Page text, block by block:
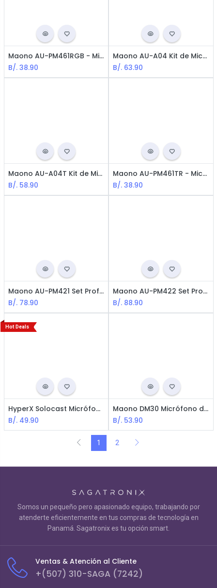
Maono AU-PM461RGB - Micrófono USB para juegos / 1x Trípode / 1x espuma / Negro
B/. 38.90
Maono AU-A04 Kit de Micrófono y Podcasting Profesional / USB / Negro
B/. 63.90
Maono AU-A04T Kit de Micrófono / USB / Negro
B/. 58.90
Maono AU-PM461TR - Micrófono USB para juegos / 1x Trípode / 1x espuma / Negro
B/. 38.90
Maono AU-PM421 Set Profesional de Micrófono para Podcasting & Streaming / USB / Negro
B/. 78.90
Maono AU-PM422 Set Profesional para Podcasting + Micrófono USB / Negro
B/. 88.90
Hot Deals
HyperX Solocast Micrófono USB - USB PC, PS4, MAC / Negro
B/. 49.90
Maono DM30 Micrófono de Condensador Programable tipo USB RGB
B/. 53.90
1 2
Somos un pequeño pero apasionado equipo, trabajando por
atenderte eficientemente en tus compras de tecnología en
Panamá. Sagatronix es tu opción smart.
Ventas & Atención al Cliente
+(507) 310-SAGA (7242)